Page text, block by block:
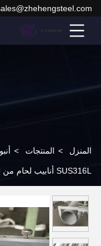
المنزل > المنتجات >
SUS316L أنابيب لحام من الفولاذ المقاوم للصدأ مع قطر عرضي دائري